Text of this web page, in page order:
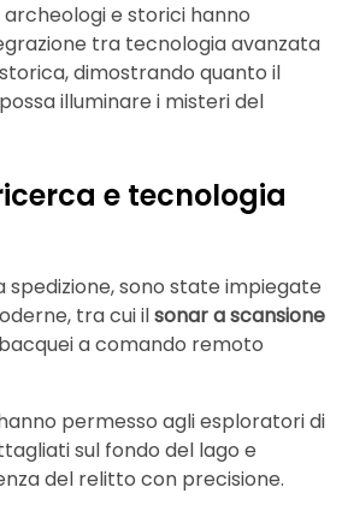
e storici hanno
tra tecnologia avanzata
dimostrando quanto il
illuminare i misteri del
e tecnologia
spedizione, sono state impiegate
tra cui ilsonar a scansione
a comando remoto
permesso agli esploratori di
sul fondo del lago e
del relitto con precisione.